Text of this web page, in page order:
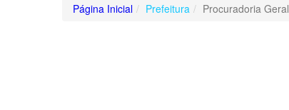
Página Inicial Prefeitura Procuradoria Geral